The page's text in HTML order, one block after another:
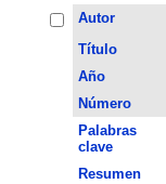
Autor
Título
Año
Número
Palabras
clave
Resumen